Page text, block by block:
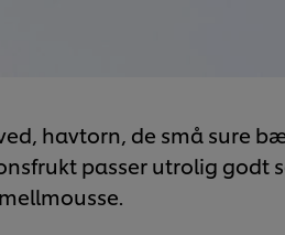
havtorn, de små sure
passer utrolig godt